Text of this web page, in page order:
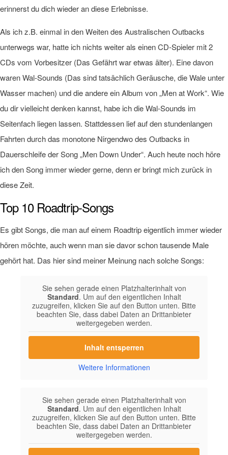
erinnerst du dich wieder an diese Erlebnisse.
Als ich z.B. einmal in den Weiten des Australischen Outbacks
unterwegs war, hatte ich nichts weiter als einen CD-Spieler mit 2
CDs vom Vorbesitzer (Das Gefährt war etwas älter). Eine davon
waren Wal-Sounds (Das sind tatsächlich Geräusche, die Wale unter
Wasser machen) und die andere ein Album von „Men at Work“. Wie
du dir vielleicht denken kannst, habe ich die Wal-Sounds im
Seitenfach liegen lassen. Stattdessen lief auf den stundenlangen
Fahrten durch das monotone Nirgendwo des Outbacks in
Dauerschleife der Song „Men Down Under“. Auch heute noch höre
ich den Song immer wieder gerne, denn er bringt mich zurück in
diese Zeit.
Top 10 Roadtrip-Songs
Es gibt Songs, die man auf einem Roadtrip eigentlich immer wieder
hören möchte, auch wenn man sie davor schon tausende Male
gehört hat. Das hier sind meiner Meinung nach solche Songs:
Sie sehen gerade einen Platzhalterinhalt von
Standard. Um auf den eigentlichen Inhalt
zuzugreifen, klicken Sie auf den Button unten. Bitte
beachten Sie, dass dabei Daten an Drittanbieter
weitergegeben werden.
Inhalt entsperren
Weitere Informationen
Sie sehen gerade einen Platzhalterinhalt von
Standard. Um auf den eigentlichen Inhalt
zuzugreifen, klicken Sie auf den Button unten. Bitte
beachten Sie, dass dabei Daten an Drittanbieter
weitergegeben werden.